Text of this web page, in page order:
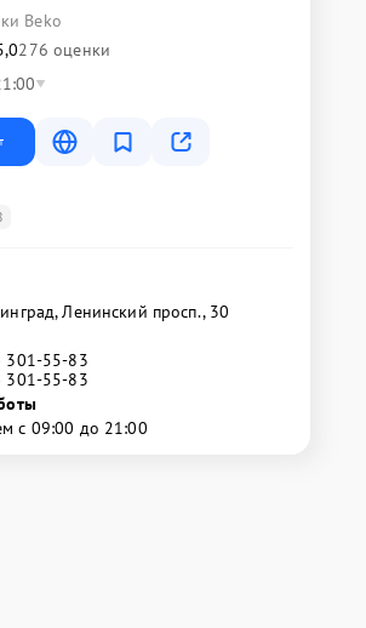
Beko
276 оценки
Ленинский просп., 30
301-55-83
301-55-83
с 09:00 до 21:00